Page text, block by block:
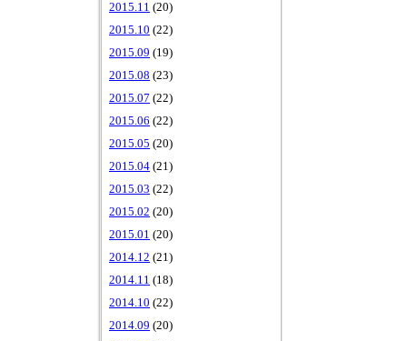
2015.11 (20)
2015.10 (22)
2015.09 (19)
2015.08 (23)
2015.07 (22)
2015.06 (22)
2015.05 (20)
2015.04 (21)
2015.03 (22)
2015.02 (20)
2015.01 (20)
2014.12 (21)
2014.11 (18)
2014.10 (22)
2014.09 (20)